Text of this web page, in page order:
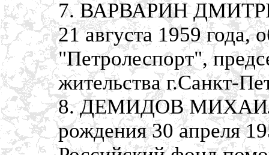
7. ВАРВАРИН
21 августа 1959
"Петролеспорт",
жительства г.Санкт-
8. ДЕМИДОВ
рождения 30 апреля